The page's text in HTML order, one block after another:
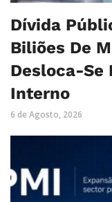
Dívida
Biliões De
Desloca-Se
Interno
6 de Agosto, 2026